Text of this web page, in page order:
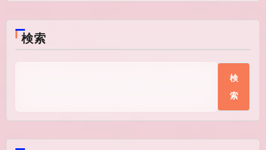
検索
検
索